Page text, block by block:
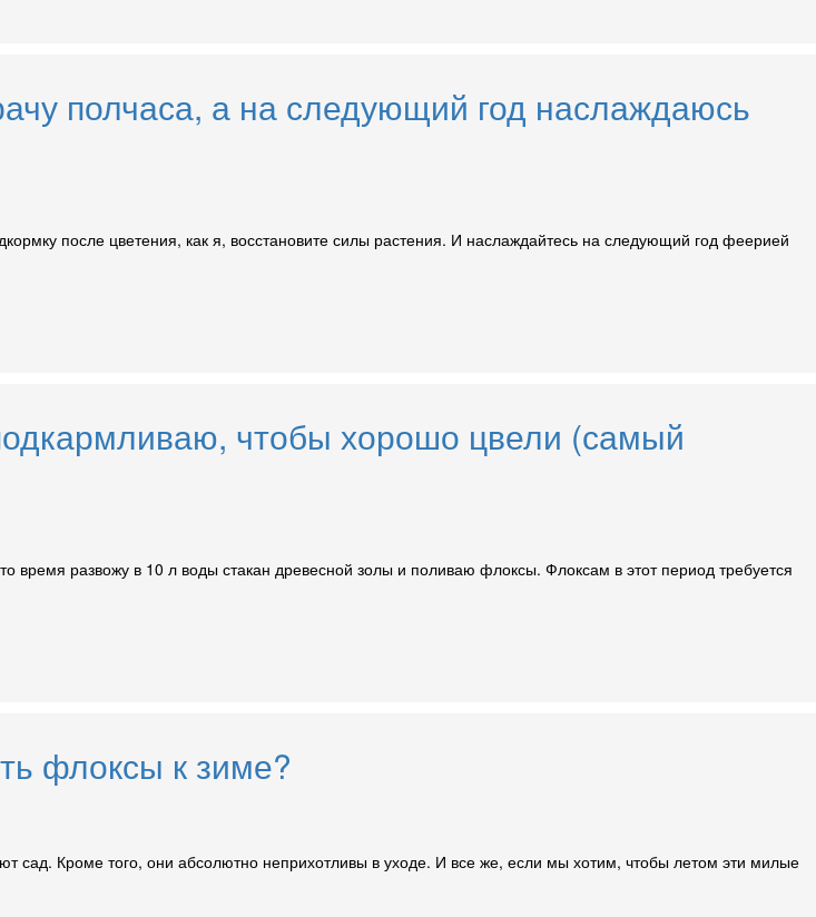
полчаса, а на следующий год наслаждаюсь
после цветения, как я, восстановите силы растения. И наслаждайтесь на следующий год феерией
чтобы хорошо цвели (самый
развожу в 10 л воды стакан древесной золы и поливаю флоксы. Флоксам в этот период требуется
флоксы к зиме?
Кроме того, они абсолютно неприхотливы в уходе. И все же, если мы хотим, чтобы летом эти милые